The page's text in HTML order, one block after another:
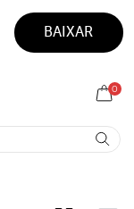
BAIXAR
0